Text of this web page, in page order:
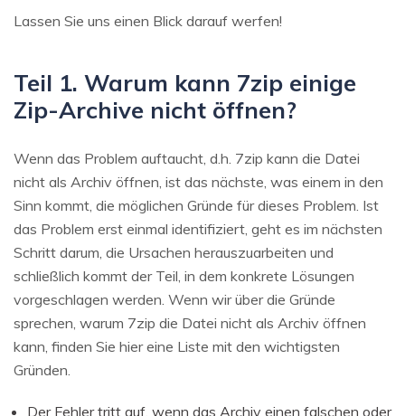
Lassen Sie uns einen Blick darauf werfen!
Teil 1. Warum kann 7zip einige
Zip-Archive nicht öffnen?
Wenn das Problem auftaucht, d.h. 7zip kann die Datei
nicht als Archiv öffnen, ist das nächste, was einem in den
Sinn kommt, die möglichen Gründe für dieses Problem. Ist
das Problem erst einmal identifiziert, geht es im nächsten
Schritt darum, die Ursachen herauszuarbeiten und
schließlich kommt der Teil, in dem konkrete Lösungen
vorgeschlagen werden. Wenn wir über die Gründe
sprechen, warum 7zip die Datei nicht als Archiv öffnen
kann, finden Sie hier eine Liste mit den wichtigsten
Gründen.
Der Fehler tritt auf, wenn das Archiv einen falschen oder